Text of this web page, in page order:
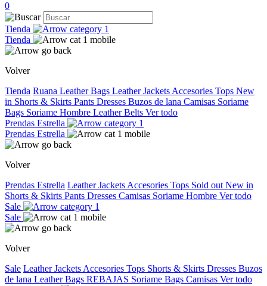
0
Tienda
Tienda
Volver
Tienda Ruana Leather Bags Leather Jackets Accesories Tops New
in Shorts & Skirts Pants Dresses Buzos de lana Camisas Soriame
Bags Soriame Hombre Leather Belts Ver todo
Prendas Estrella
Prendas Estrella
Volver
Prendas Estrella Leather Jackets Accesories Tops Sold out New in
Shorts & Skirts Pants Dresses Camisas Soriame Hombre Ver todo
Sale
Sale
Volver
Sale Leather Jackets Accesories Tops Shorts & Skirts Dresses Buzos
de lana Leather Bags REBAJAS Soriame Bags Camisas Ver todo